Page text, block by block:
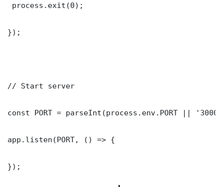
process.exit(0);
});
// Start server
const PORT = parseInt(process.env.PORT ||
app.listen(PORT, () => {
});